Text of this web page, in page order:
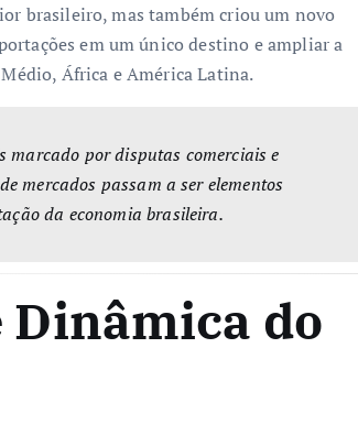
brasileiro, mas também criou um novo
em um único destino e ampliar a
África e América Latina.
marcado por disputas comerciais e
mercados passam a ser elementos
da economia brasileira.
do